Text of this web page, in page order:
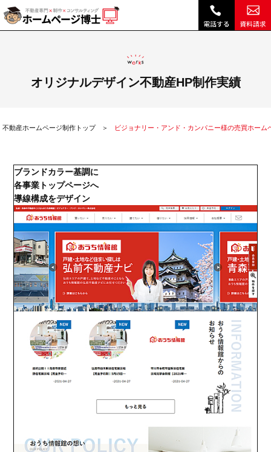
オリジナルデザイン不動産HP制作実績
不動産ホームページ制作トップ ビジョナリー・アンド・カンパニー様の売買ホーム
ブランドカラー基調に
各事業トップページへ
導線構成をデザイン